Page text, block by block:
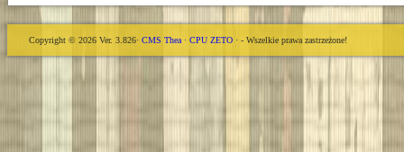
Copyright © 2026 Ver. 3.826· CMS Thea · CPU ZETO · - Wszelkie prawa zastrzeżone!